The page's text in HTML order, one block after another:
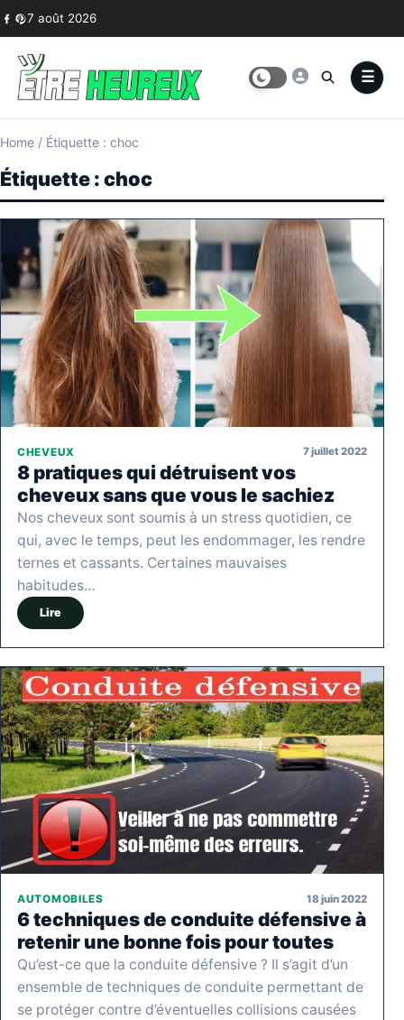
Skip to content
7 août 2026
Home / Étiquette : choc
Étiquette :choc
CHEVEUX 7 juillet 2022
8 pratiques qui détruisent vos
cheveux sans que vous le sachiez
Nos cheveux sont soumis à un stress quotidien, ce
qui, avec le temps, peut les endommager, les rendre
ternes et cassants. Certaines mauvaises
habitudes…
Lire
AUTOMOBILES 18 juin 2022
6 techniques de conduite défensive à
retenir une bonne fois pour toutes
Qu’est-ce que la conduite défensive ? Il s’agit d’un
ensemble de techniques de conduite permettant de
se protéger contre d’éventuelles collisions causées